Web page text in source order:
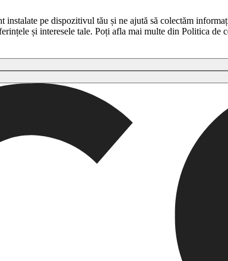
instalate pe dispozitivul tău și ne ajută să colectăm
și interesele tale. Poți afla mai multe din Politica